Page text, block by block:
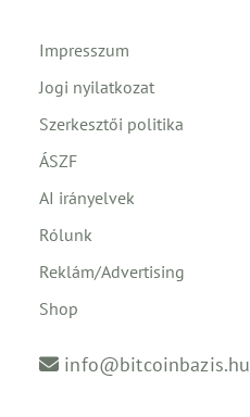
Impresszum
Jogi nyilatkozat
Szerkesztői politika
ÁSZF
AI irányelvek
Rólunk
Reklám/Advertising
Shop
info@bitcoinbazis.hu